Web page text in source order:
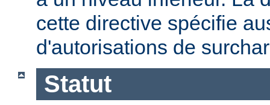
cette directive spécifie
d'autorisations de
Statut